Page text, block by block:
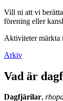
Vill ni att vi
förening eller
Aktiviteter märkta
Arkiv
Vad är
Dagfjärilar,